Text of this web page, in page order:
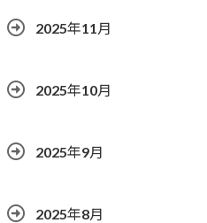
2025年11月
2025年10月
2025年9月
2025年8月